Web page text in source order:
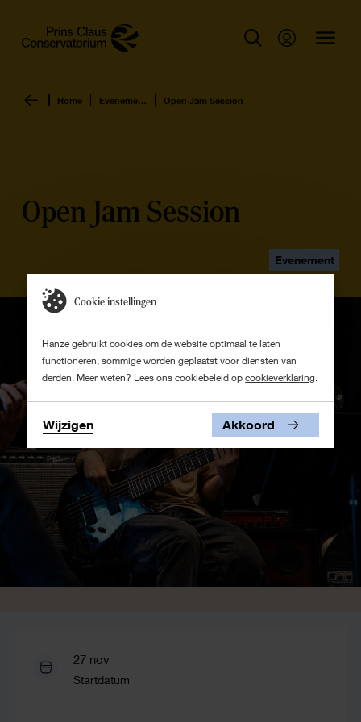
Home Evenementen overzicht Open Jam Session
Open Jam Session
Evenement
27 nov
Startdatum
Cookie instellingen
Hanze gebruikt cookies om de website optimaal te laten
functioneren, sommige worden geplaatst voor diensten van
derden. Meer weten? Lees ons cookiebeleid opcookieverklaring.
Wijzigen Akkoord